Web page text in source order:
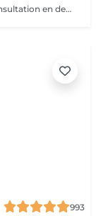
Consultation en dermopigmentation La consultation en dermopigmentation est une étape essentielle avant toute prestation de traitement correctif ou reconstructeur. Elle permet de comprendre vos besoins, d'analyser la peau et de définir un protocole entièrement personnalisé en fonction de la zone à traiter, de votre carnation, de votre morphologie et du résultat souhaité. Ce rendez-vous comprend un échange approfondi sur vos attentes, une analyse précise de la zone concernée ainsi que des conseils professionnels sur la technique et l'approche les plus adaptées à votre situation. C'est également un moment privilégié pour répondre à toutes vos questions et s'assurer de l'absence de contre-indications. Le montant de la consultation est déduit du tarif de la prestation si celle-ci est réalisée dans les 2 mois suivant la consultation. Cette étape est indispensable afin de garantir un traitement sécurisé, cohérent et parfaitement adapté à votre peau et à votre objectif esthétique ou réparateur.
993